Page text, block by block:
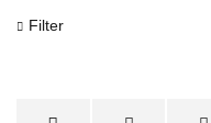
Filter